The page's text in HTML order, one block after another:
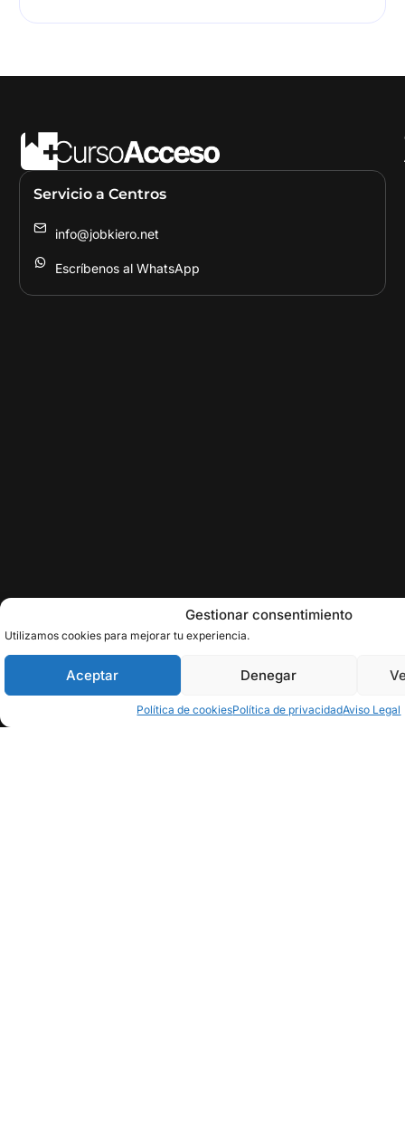
Gestionar consentimiento
Utilizamos cookies para mejorar tu experiencia.
Aceptar Denegar
Política de cookiesPolítica de privacidadAviso Legal
Servicio a Centros
info@jobkiero.net
Escríbenos al WhatsApp